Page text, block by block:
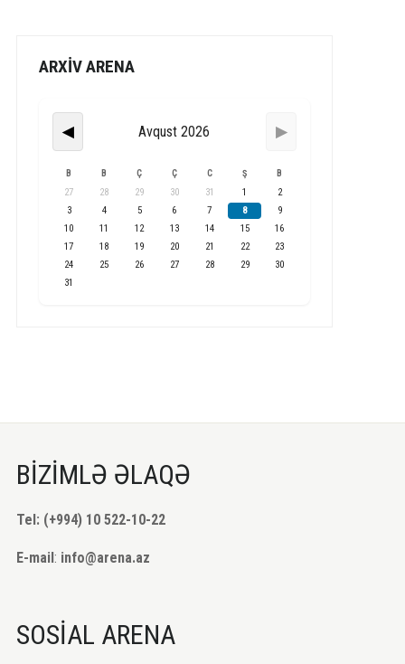
ARXİV ARENA
◀ Avqust 2026 ▶
B B Ç Ç C Ş B
27 28 29 30 31 1
2
3
4 5 6 7 8
9
10
11 12 13 14 15
16
17
18 19 20 21 22
23
24
25 26 27 28 29
30
31
BİZİMLƏ ƏLAQƏ
Tel: (+994) 10 522-10-22
E-mail: info@arena.az
SOSİAL ARENA